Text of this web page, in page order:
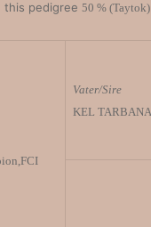
this pedigree 50 % (Taytok)
Vater/Sire
KEL